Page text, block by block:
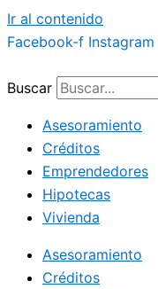
Ir al contenido
Facebook-f Instagram
Buscar
Asesoramiento
Créditos
Emprendedores
Hipotecas
Vivienda
Asesoramiento
Créditos